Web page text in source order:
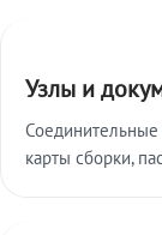
Узлы и
карты сборки,